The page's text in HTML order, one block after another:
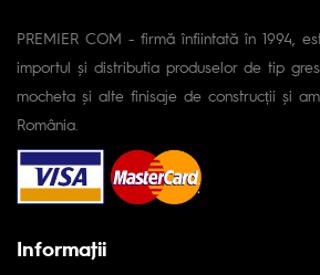
PREMIER COM - firmă înfiintată în 1994,
importul și distributia produselor de tip
mocheta și alte finisaje de construcții și
România.
Informaţii